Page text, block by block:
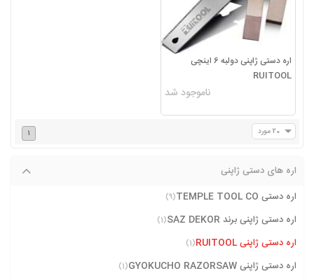
اره های دستی ژاپنی
اره دستی TEMPLE TOOL CO
(9)
اره دستی ژاپنی برند SAZ DEKOR (1)
اره دستی ژاپنی RUITOOL (1)
اره دستی ژاپنی GYOKUCHO RAZORSAW (1)
اره دستی ژاپنی دولبه 6 اینچی
RUITOOL
ناموجود شد
20 مورد 1